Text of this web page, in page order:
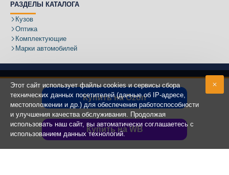
Купить на Ozon
Купить на WB
РАЗДЕЛЫ КАТАЛОГА
Кузов
Оптика
Комплектующие
Марки автомобилей
Адрес:
Copyright ©2020 - 2025КУЗОВИК.РУ
Этот сайт использует файлы cookies и сервисы сбора
технических данных посетителей (данные об IP-адресе,
местоположении и др.) для обеспечения работоспособности
и улучшения качества обслуживания. Продолжая
использовать наш сайт, вы автоматически соглашаетесь с
использованием данных технологий.